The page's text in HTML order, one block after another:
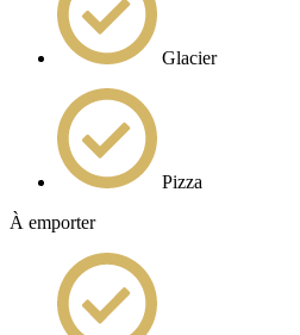
Glacier
Pizza
À emporter